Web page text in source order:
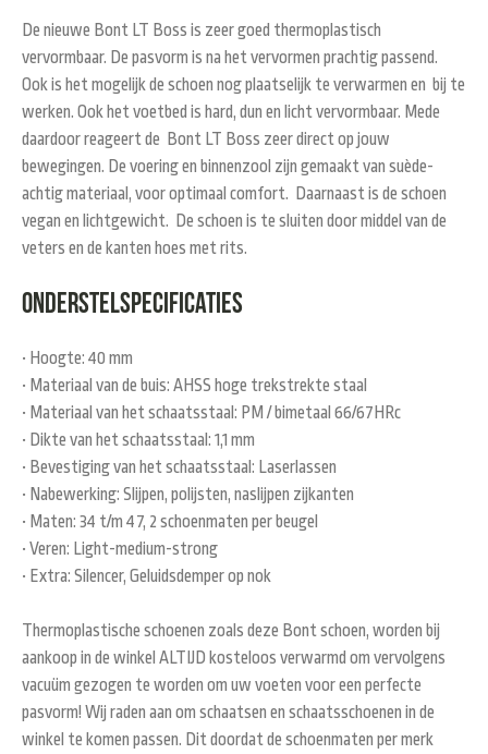
De nieuwe Bont LT Boss is zeer goed thermoplastisch
vervormbaar. De pasvorm is na het vervormen prachtig passend.
Ook is het mogelijk de schoen nog plaatselijk te verwarmen en bij te
werken. Ook het voetbed is hard, dun en licht vervormbaar. Mede
daardoor reageert de Bont LT Boss zeer direct op jouw
bewegingen. De voering en binnenzool zijn gemaakt van suède-
achtig materiaal, voor optimaal comfort. Daarnaast is de schoen
vegan en lichtgewicht. De schoen is te sluiten door middel van de
veters en de kanten hoes met rits.
Onderstelspecificaties
• Hoogte: 40 mm
• Materiaal van de buis: AHSS hoge trekstrekte staal
• Materiaal van het schaatsstaal: PM / bimetaal 66/67HRc
• Dikte van het schaatsstaal: 1,1 mm
• Bevestiging van het schaatsstaal: Laserlassen
• Nabewerking: Slijpen, polijsten, naslijpen zijkanten
• Maten: 34 t/m 47, 2 schoenmaten per beugel
• Veren: Light-medium-strong
• Extra: Silencer, Geluidsdemper op nok
Thermoplastische schoenen zoals deze Bont schoen, worden bij
aankoop in de winkel ALTIJD kosteloos verwarmd om vervolgens
vacuüm gezogen te worden om uw voeten voor een perfecte
pasvorm! Wij raden aan om schaatsen en schaatsschoenen in de
winkel te komen passen. Dit doordat de schoenmaten per merk